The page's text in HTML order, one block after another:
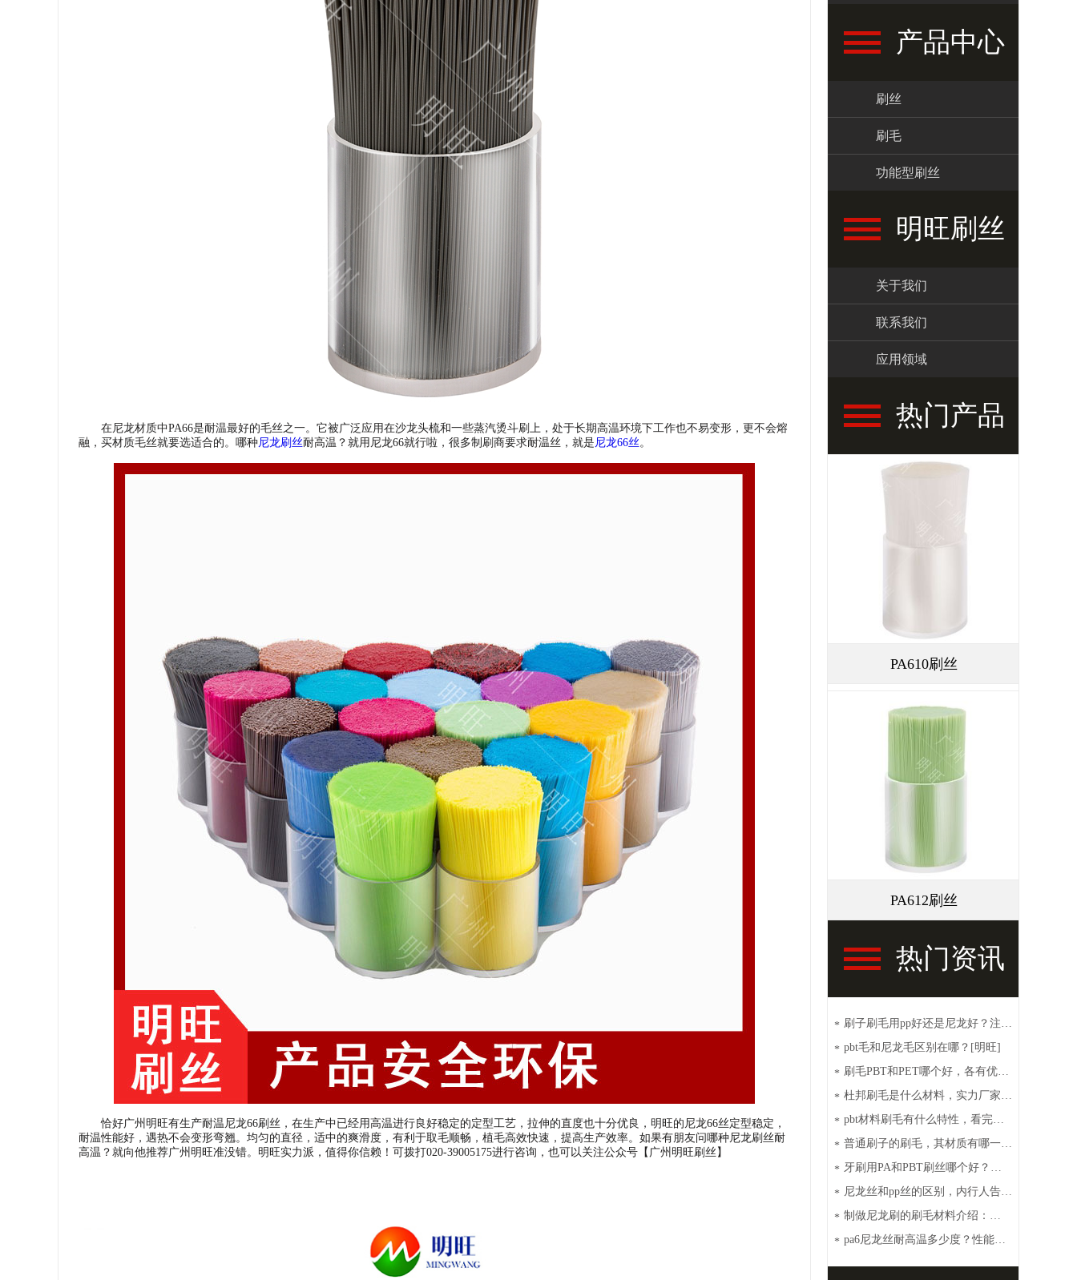
在尼龙材质中PA66是耐温最好的毛丝之一。它被广泛应用在沙龙头梳和一些蒸汽烫斗刷上，处于长期高温环境下工作也不易变形，更不会熔
融，买材质毛丝就要选适合的。哪种尼龙刷丝耐高温？就用尼龙66就行啦，很多制刷商要求耐温丝，就是尼龙66丝。
恰好广州明旺有生产耐温尼龙66刷丝，在生产中已经用高温进行良好稳定的定型工艺，拉伸的直度也十分优良，明旺的尼龙66丝定型稳定，
耐温性能好，遇热不会变形弯翘。均匀的直径，适中的爽滑度，有利于取毛顺畅，植毛高效快速，提高生产效率。如果有朋友问哪种尼龙刷丝耐
高温？就向他推荐广州明旺准没错。明旺实力派，值得你信赖！可拨打020-39005175进行咨询，也可以关注公众号【广州明旺刷丝】
产品中心
刷丝
刷毛
功能型刷丝
明旺刷丝
关于我们
联系我们
应用领域
热门产品
PA610刷丝
PA612刷丝
热门资讯
* 刷子刷毛用pp好还是尼龙好？注意
这些【明旺】
* pbt毛和尼龙毛区别在哪？[明旺]
* 刷毛PBT和PET哪个好，各有优点
[明旺]
* 杜邦刷毛是什么材料，实力厂家带
你了解【明旺】
* pbt材料刷毛有什么特性，看完你
就秒懂【明旺】
* 普通刷子的刷毛，其材质有哪一
些？【明旺】
* 牙刷用PA和PBT刷丝哪个好？性
价比高选这种[明旺]
* 尼龙丝和pp丝的区别，内行人告诉
你【明旺】
* 制做尼龙刷的刷毛材料介绍：
PA6、PA66、PET和PBT
* pa6尼龙丝耐高温多少度？性能特
点介绍【明旺】